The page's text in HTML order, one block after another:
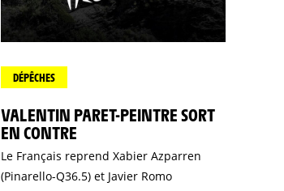
DÉPÊCHES
VALENTIN PARET-PEINTRE SORT
EN CONTRE
Le Français reprend Xabier Azparren
(Pinarello-Q36.5) et Javier Romo